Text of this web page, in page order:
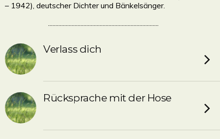
– 1942), deutscher Dichter und Bänkelsänger.
...........................................................................
Verlass dich
Rücksprache mit der Hose